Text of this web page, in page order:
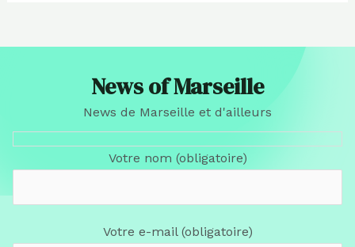
News of Marseille
News de Marseille et d'ailleurs
Votre nom (obligatoire)
Votre e-mail (obligatoire)